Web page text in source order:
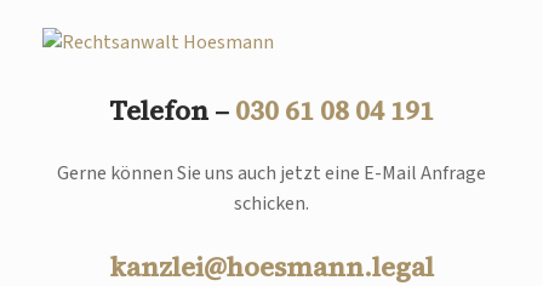
Telefon – 030 61 08 04 191
Gerne können Sie uns auch jetzt eine E-Mail Anfrage
schicken.
kanzlei@hoesmann.legal